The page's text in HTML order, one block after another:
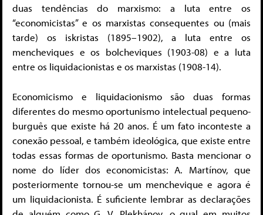
duas tendências do marxismo: a luta entre os
“economicistas” e os marxistas consequentes ou (mais
tarde) os iskristas (1895–1902), a luta entre os
mencheviques e os bolcheviques (1903-08) e a luta
entre os liquidacionistas e os marxistas (1908-14).
Economicismo e liquidacionismo são duas formas
diferentes do mesmo oportunismo intelectual pequeno-
burguês que existe há 20 anos. É um fato inconteste a
conexão pessoal, e também ideológica, que existe entre
todas essas formas de oportunismo. Basta mencionar o
nome do líder dos economicistas: A. Martínov, que
posteriormente tornou-se um menchevique e agora é
um liquidacionista. É suficiente lembrar as declarações